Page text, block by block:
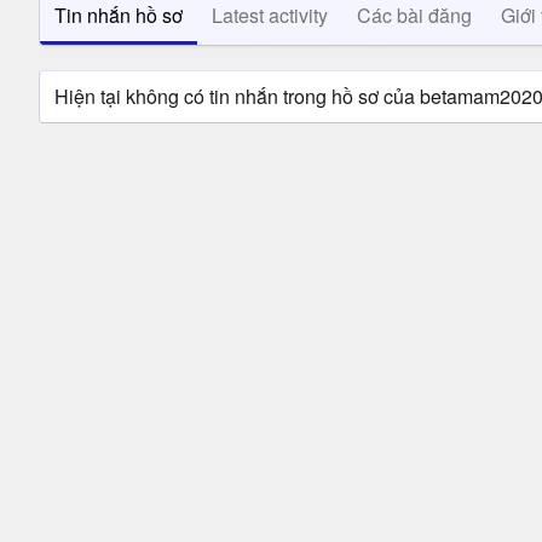
Tin nhắn hồ sơ Latest activity Các bài đăng Giới
Hiện tại không có tin nhắn trong hồ sơ của